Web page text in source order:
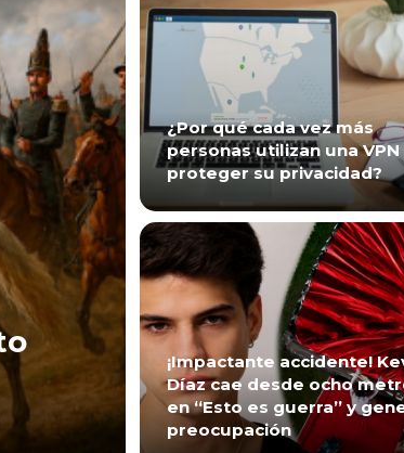
¿Por qué cada vez más
personas utilizan una VPN
proteger su privacidad?
¡Impactante accidente!
Díaz cae desde ocho
en “Esto es guerra” y
preocupación